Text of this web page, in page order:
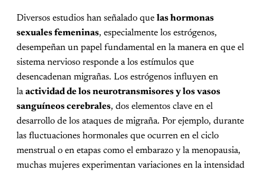
Diversos estudios han señalado que las hormonas
sexuales femeninas, especialmente los estrógenos,
desempeñan un papel fundamental en la manera en que el
sistema nervioso responde a los estímulos que
desencadenan migrañas. Los estrógenos influyen en
laactividad de los neurotransmisores y los vasos
sanguíneos cerebrales, dos elementos clave en el
desarrollo de los ataques de migraña. Por ejemplo, durante
las fluctuaciones hormonales que ocurren en el ciclo
menstrual o en etapas como el embarazo y la menopausia,
muchas mujeres experimentan variaciones en la intensidad